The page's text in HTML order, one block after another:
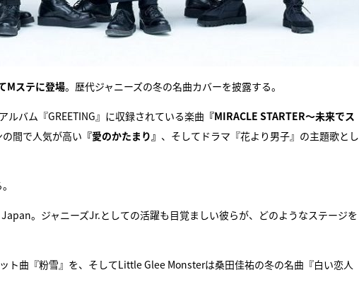
Mステに登場。歴代ジャニーズの冬の名曲カバーを披露する。
バム『GREETING』に収録されている楽曲 『MIRACLE STARTER～未来でス
間で人気が高い 『愛のかたまり』 、そしてドラマ『花より男子』の主題歌とし
。ジャニーズJr.としての活躍も目覚ましい彼らが、どのようなステージを
ト曲『粉雪』を、そしてLittle Glee Monsterは桑田佳祐の冬の名曲『白い恋人